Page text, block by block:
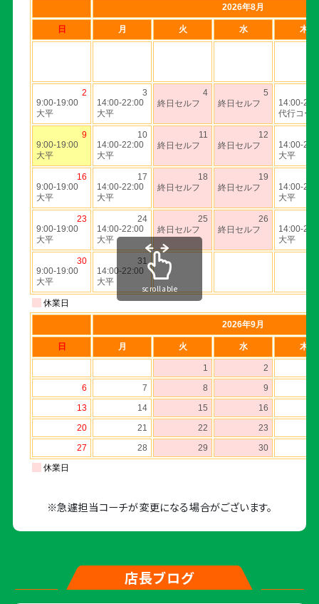
※急遽担当コーチが変更になる場合がございます。
scrollable
店長ブログ